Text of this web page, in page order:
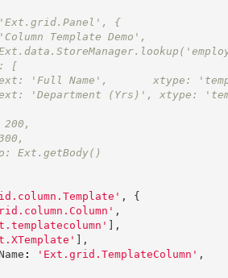
{
Template Demo',
[
'Full Name',       xtype:
text: 'Department (Yrs)', xtype:
200,
Ext.getBody()
' ,
{
' ,
' ] ,
' ] ,
: ' Ext.grid.TemplateColumn ' ,